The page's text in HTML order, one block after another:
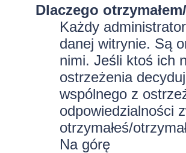
Dlaczego
Każdy
danej witrynie. Są
nimi. Jeśli ktoś ich
ostrzeżenia
wspólnego z
odpowiedzialności
otrzymałeś/
Na górę